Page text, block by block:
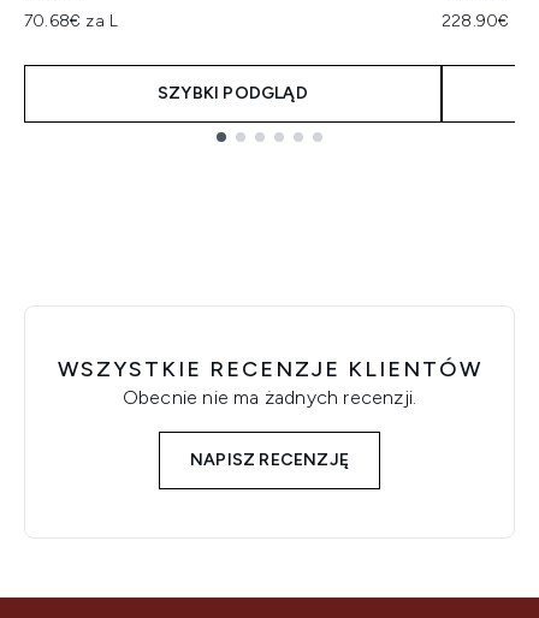
70.68€ za L
SZYBKI PODGLĄD
228.90€ za
WSZYSTKIE RECENZJE KLIENTÓW
Obecnie nie ma żadnych recenzji.
NAPISZ RECENZJĘ